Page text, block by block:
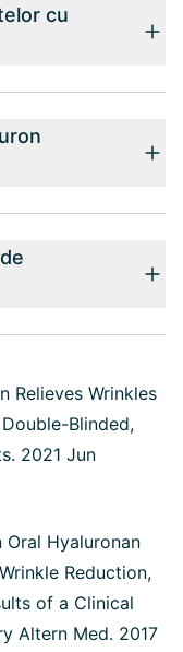
cu
Relieves Wrinkles
Blinded,
2021 Jun
Oral Hyaluronan
Reduction,
of a Clinical
Altern Med. 2017